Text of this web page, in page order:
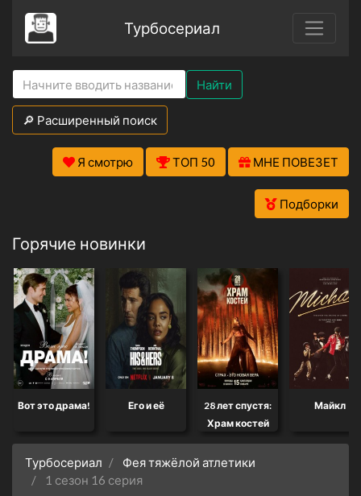
Турбосериал
Найти
🔎 Расширенный поиск
Я смотрю ТОП 50 МНЕ ПОВЕЗЕТ
Подборки
Горячие новинки
Вот это драма! Его и её
28 лет спустя:
Храм костей
Майкл
Турбосериал
Фея тяжёлой атлетики
1 сезон 16 серия